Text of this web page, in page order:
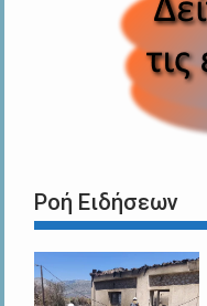
Ροή Ειδήσεων